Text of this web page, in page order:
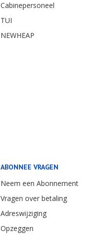
Cabinepersoneel
TUI
NEWHEAP
ABONNEE VRAGEN
Neem een Abonnement
Vragen over betaling
Adreswijziging
Opzeggen